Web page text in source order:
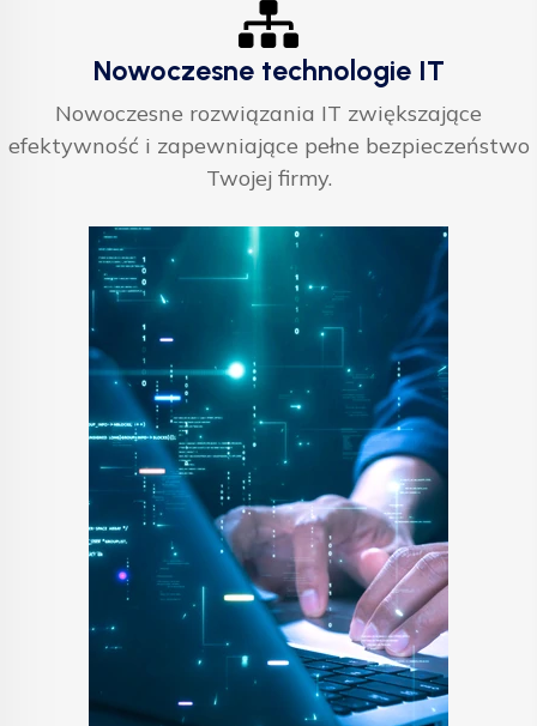
Nowoczesne technologie IT
Nowoczesne rozwiązania IT zwiększające
efektywność i zapewniające pełne bezpieczeństwo
Twojej firmy.